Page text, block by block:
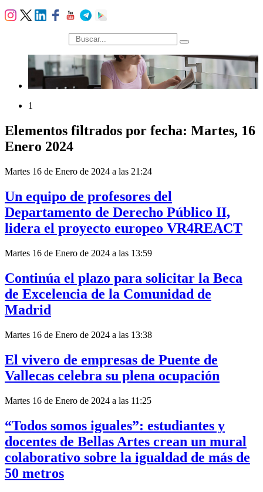
búsqueda
1
Elementos filtrados por fecha: Martes, 16
Enero 2024
Martes 16 de Enero de 2024 a las 21:24
Un equipo de profesores del
Departamento de Derecho Público II,
lidera el proyecto europeo VR4REACT
Martes 16 de Enero de 2024 a las 13:59
Continúa el plazo para solicitar la Beca
de Excelencia de la Comunidad de
Madrid
Martes 16 de Enero de 2024 a las 13:38
El vivero de empresas de Puente de
Vallecas celebra su plena ocupación
Martes 16 de Enero de 2024 a las 11:25
“Todos somos iguales”: estudiantes y
docentes de Bellas Artes crean un mural
colaborativo sobre la igualdad de más de
50 metros